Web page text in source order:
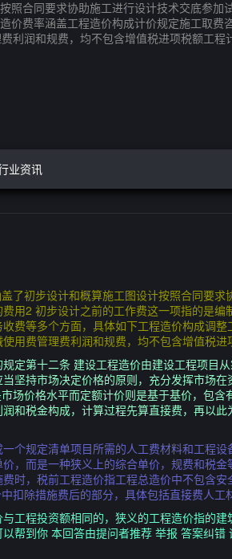
合同要求协助施工进行设计技术交底参
费率涵盖工程造价构成计价规定施工取
润和规费，均不包含增值税进项税额工程
业资讯
了初步设计和概算施工图设计按照合同要
用2 初步设计之前的工作费这一项指的是
费等多个方面，具体如下工程造价构成调
用费管理费利润和规费，均不包含增值税进
定第十二条 建设工程造价由建设工程项目
坚持市场决定价格的原则，充分发挥市场在
场价格水平而定额计价则是基于基价，包
和税金构成，计算过程先算直接费，再以
个规定清单项目所需的人工费材料和工程
，而是一种狭义上的综合单价，规费和税
时，税前工程造价指工程总造价中不包含
除措施费后的部分，具体包括直接费人工
工程投资额相同的，狭义的工程造价指的
帮到你 本回答由提问者推荐 举报 答案纠错